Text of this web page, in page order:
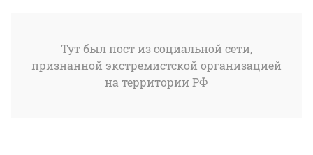
Тут был пост из социальной сети,
признанной экстремистской организацией
на территории РФ